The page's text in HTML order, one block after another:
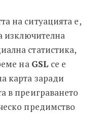
на ситуацията е,
изключителна
статистика,
на GSL се е
карта заради
в преиграването
предимство